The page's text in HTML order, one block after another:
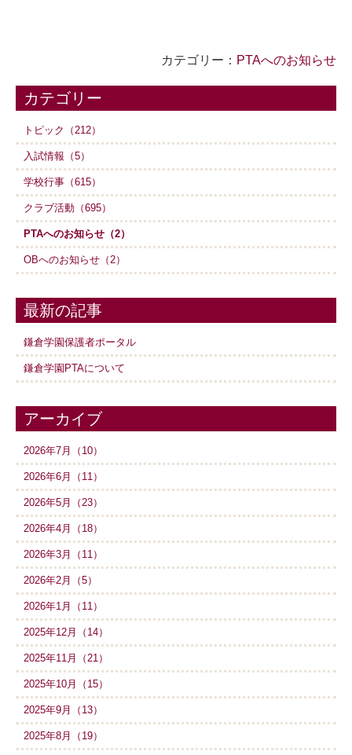
カテゴリー： PTAへのお知らせ
カテゴリー
トピック（212）
入試情報（5）
学校行事（615）
クラブ活動（695）
PTAへのお知らせ（2）
OBへのお知らせ（2）
最新の記事
鎌倉学園保護者ポータル
鎌倉学園PTAについて
アーカイブ
2026年7月（10）
2026年6月（11）
2026年5月（23）
2026年4月（18）
2026年3月（11）
2026年2月（5）
2026年1月（11）
2025年12月（14）
2025年11月（21）
2025年10月（15）
2025年9月（13）
2025年8月（19）